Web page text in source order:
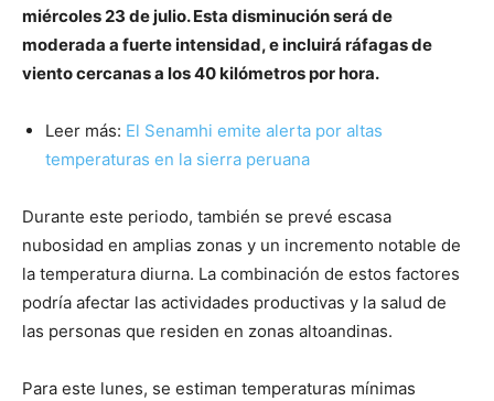
miércoles 23 de julio. Esta disminución será de
moderada a fuerte intensidad, e incluirá ráfagas de
viento cercanas a los 40 kilómetros por hora.
Leer más: El Senamhi emite alerta por altas
temperaturas en la sierra peruana
Durante este periodo, también se prevé escasa
nubosidad en amplias zonas y un incremento notable de
la temperatura diurna. La combinación de estos factores
podría afectar las actividades productivas y la salud de
las personas que residen en zonas altoandinas.
Para este lunes, se estiman temperaturas mínimas